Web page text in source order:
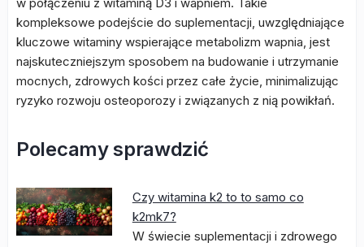
kompleksowe podejście do suplementacji, uwzględniające
kluczowe witaminy wspierające metabolizm wapnia, jest
najskuteczniejszym sposobem na budowanie i utrzymanie
mocnych, zdrowych kości przez całe życie, minimalizując
ryzyko rozwoju osteoporozy i związanych z nią powikłań.
Polecamy sprawdzić
Czy witamina k2 to to samo co
k2mk7?
W świecie suplementacji i zdrowego